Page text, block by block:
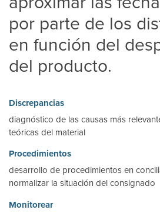
por parte de los
en función del
del producto.
Discrepancias
diagnóstico de las causas más
teóricas del material
Procedimientos
desarrollo de procedimientos en
normalizar la situación del consignado
Monitorear